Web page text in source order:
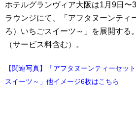
ホテルグランヴィア大阪は1月9日〜
ラウンジにて、「アフタヌーンティ
ろ）いちごスイーツ～」を展開する
（サービス料含む）。
【関連写真】「アフタヌーンティーセッ
スイーツ～」他イメージ6枚はこちら